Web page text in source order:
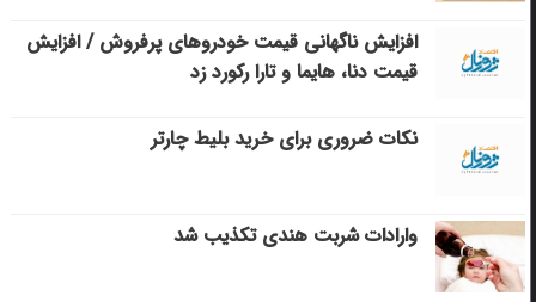
افزایش ناگهانی قیمت خودروهای پرفروش / افزایش
قیمت دنا، هایما و تارا رکورد زد
نکات ضروری برای خرید بلیط چارتر
وارادات شربت هندی تکذیب شد